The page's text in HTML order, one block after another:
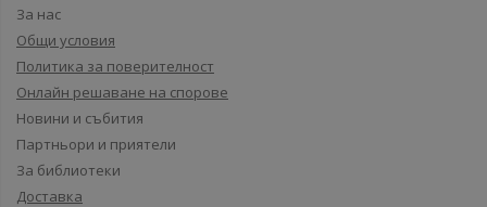
За нас
Общи условия
Политика за поверителност
Онлайн решаване на спорове
Новини и събития
Партньори и приятели
За библиотеки
Доставка